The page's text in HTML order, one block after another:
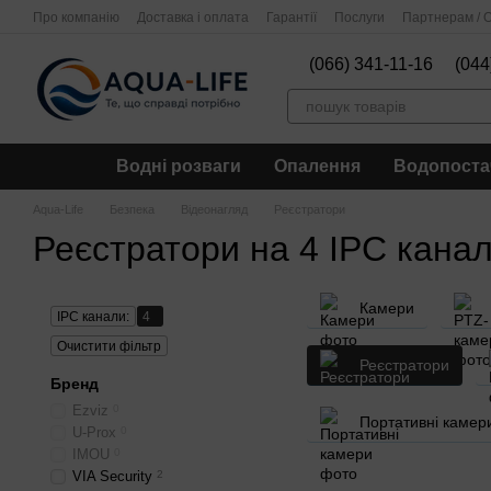
Перейти до основного контенту
Про компанію Доставка і оплата Гарантії Послуги Партнерам /
(066) 341-11-16
Водні розваги Опалення
Aqua-Life Безпека Відеонагляд Реєстратори
Реєстратори на 4 IPC
Камери
Реєстратори
Портативні
IPC канали:
4
Очистити фільтр
Бренд
Ezviz
U-Prox
IMOU
VIA Security 2